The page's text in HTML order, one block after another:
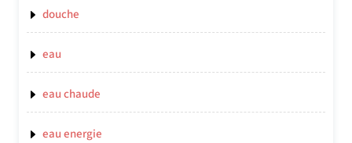
douche
eau
eau chaude
eau energie